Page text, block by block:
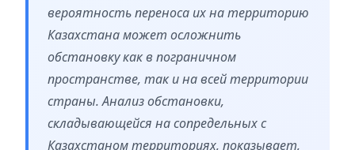
вероятность переноса их на территорию
Казахстана может осложнить
обстановку как в пограничном
пространстве, так и на всей территории
страны. Анализ обстановки,
складывающейся на сопредельных с
Казахстаном территориях, показывает,